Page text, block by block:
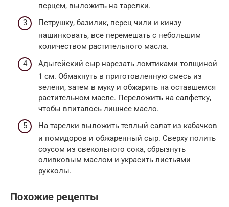
перцем, выложить на тарелки.
Петрушку, базилик, перец чили и кинзу
нашинковать, все перемешать с небольшим
количеством растительного масла.
Адыгейский сыр нарезать ломтиками толщиной
1 см. Обмакнуть в приготовленную смесь из
зелени, затем в муку и обжарить на оставшемся
растительном масле. Переложить на салфетку,
чтобы впиталось лишнее масло.
На тарелки выложить теплый салат из кабачков
и помидоров и обжаренный сыр. Сверху полить
соусом из свекольного сока, сбрызнуть
оливковым маслом и украсить листьями
рукколы.
Похожие рецепты